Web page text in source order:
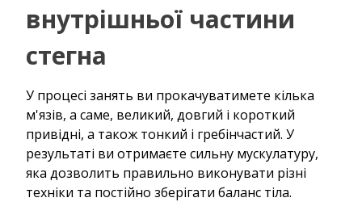
внутрішньої частини
стегна
У процесі занять ви прокачуватимете кілька
м'язів, а саме, великий, довгий і короткий
привідні, а також тонкий і гребінчастий. У
результаті ви отримаєте сильну мускулатуру,
яка дозволить правильно виконувати різні
техніки та постійно зберігати баланс тіла.